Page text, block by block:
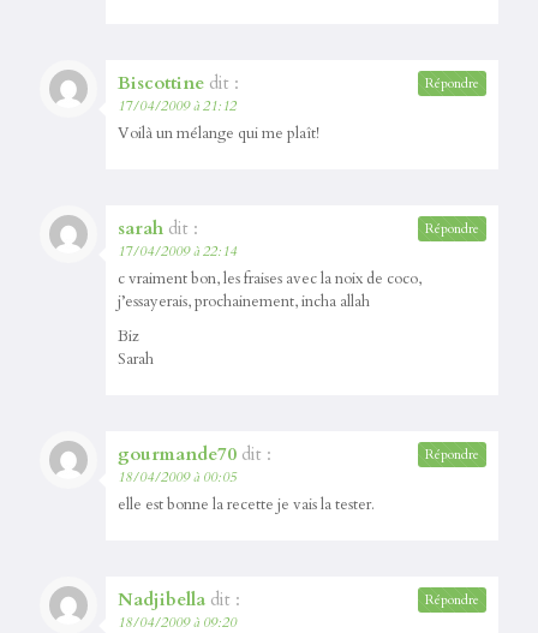
Biscottine dit :
17/04/2009 à 21:12
Voilà un mélange qui me plaît!
Répondre
sarah dit :
17/04/2009 à 22:14
c vraiment bon, les fraises avec la noix de coco,
j’essayerais, prochainement, incha allah
Biz
Sarah
Répondre
gourmande70 dit :
18/04/2009 à 00:05
elle est bonne la recette je vais la tester.
Répondre
Nadjibella dit :
18/04/2009 à 09:20
Répondre